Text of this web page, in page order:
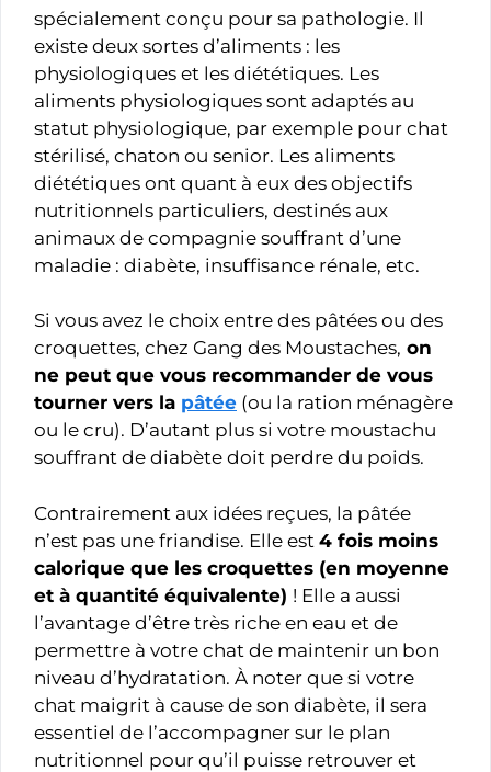
spécialement conçu pour sa pathologie. Il
existe deux sortes d’aliments : les
physiologiques et les diététiques. Les
aliments physiologiques sont adaptés au
statut physiologique, par exemple pour chat
stérilisé, chaton ou senior. Les aliments
diététiques ont quant à eux des objectifs
nutritionnels particuliers, destinés aux
animaux de compagnie souffrant d’une
maladie : diabète, insuffisance rénale, etc.
Si vous avez le choix entre des pâtées ou des
croquettes, chez Gang des Moustaches, on
ne peut que vous recommander de vous
tourner vers la pâtée (ou la ration ménagère
ou le cru). D’autant plus si votre moustachu
souffrant de diabète doit perdre du poids.
Contrairement aux idées reçues, la pâtée
n’est pas une friandise. Elle est 4 fois moins
calorique que les croquettes (en moyenne
et à quantité équivalente) ! Elle a aussi
l’avantage d’être très riche en eau et de
permettre à votre chat de maintenir un bon
niveau d’hydratation. À noter que si votre
chat maigrit à cause de son diabète, il sera
essentiel de l’accompagner sur le plan
nutritionnel pour qu’il puisse retrouver et